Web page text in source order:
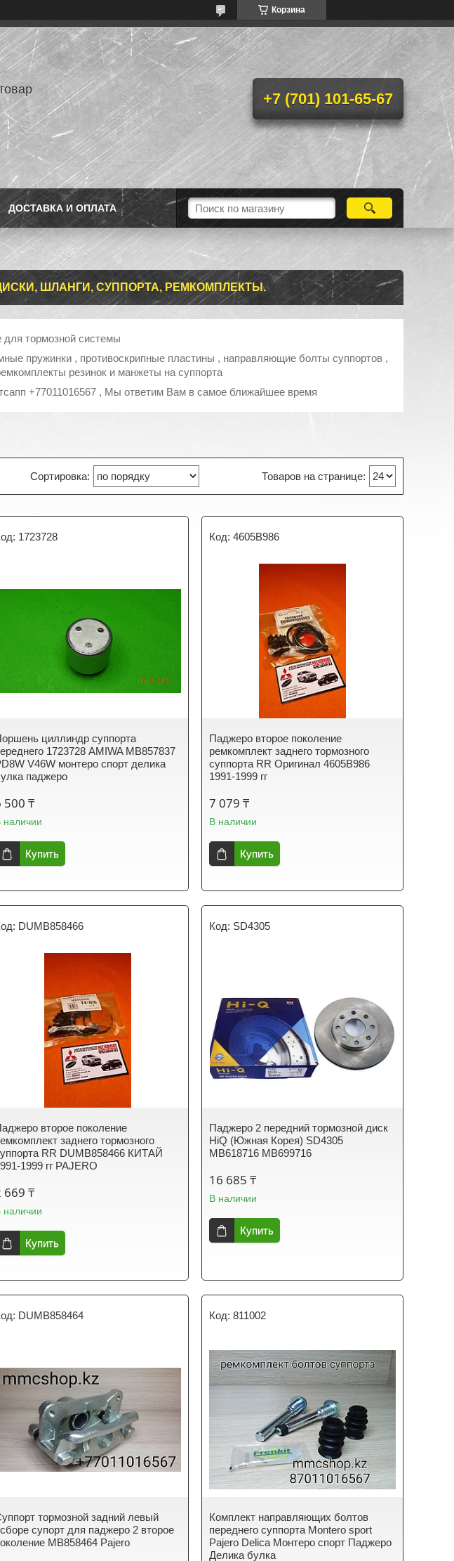
Корзина
+7 (701) 101-65-67
ДОСТАВКА И ОПЛАТА
ШЛАНГИ, СУППОРТА, РЕМКОМПЛЕКТЫ.
тормозной системы
пружинки , противоскрипные пластины , направляющие болты суппортов ,
резинок и манжеты на суппорта
+77011016567 , Мы ответим Вам в самое ближайшее время
1723728
циллиндр суппорта
1723728 AMIWA MB857837
V46W монтеро спорт делика
паджеро
500 ₸
наличии
Купить
4605B986
Паджеро второе поколение
ремкомплект заднего тормозного
суппорта RR Оригинал 4605B986
1991-1999 гг
7 079 ₸
В наличии
Купить
DUMB858466
второе поколение
заднего тормозного
RR DUMB858466 КИТАЙ
1999 гг PAJERO
669 ₸
наличии
Купить
SD4305
Паджеро 2 передний тормозной диск
HiQ (Южная Корея) SD4305
MB618716 MB699716
16 685 ₸
В наличии
Купить
DUMB858464
тормозной задний левый
супорт для паджеро 2 второе
MB858464 Pajero
811002
Комплект направляющих болтов
переднего суппорта Montero sport
Pajero Delica Монтеро спорт Паджеро
Делика булка